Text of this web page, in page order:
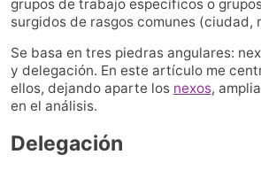
grupos de trabajo específicos o
surgidos de rasgos comunes (ciudad,
Se basa en tres piedras angulares:
y delegación. En este artículo me
ellos, dejando aparte los nexos,
en el análisis.
Delegación